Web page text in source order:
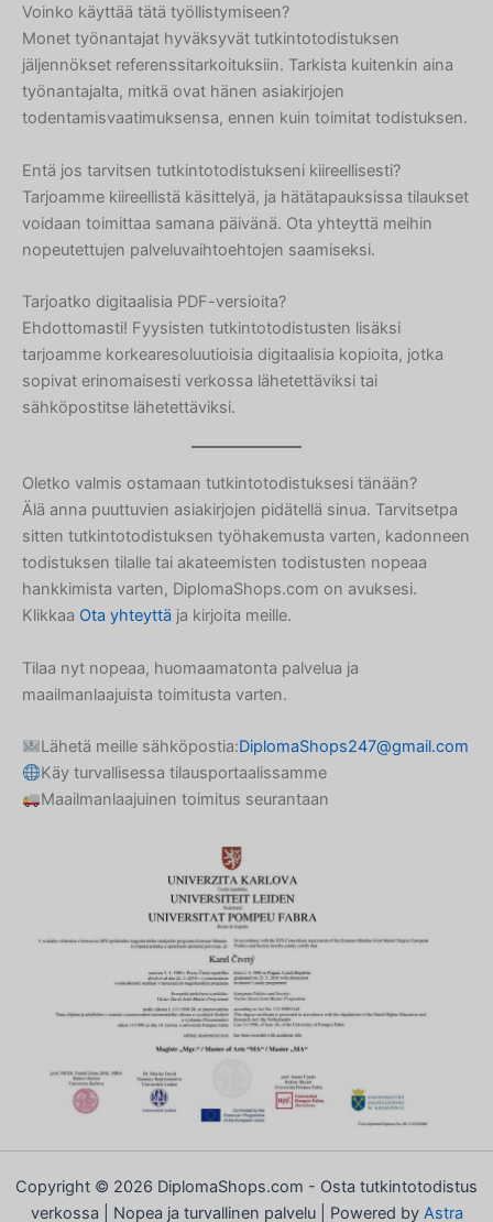
Voinko käyttää tätä työllistymiseen?
Monet työnantajat hyväksyvät tutkintotodistuksen
jäljennökset referenssitarkoituksiin. Tarkista kuitenkin aina
työnantajalta, mitkä ovat hänen asiakirjojen
todentamisvaatimuksensa, ennen kuin toimitat todistuksen.
Entä jos tarvitsen tutkintotodistukseni kiireellisesti?
Tarjoamme kiireellistä käsittelyä, ja hätätapauksissa tilaukset
voidaan toimittaa samana päivänä. Ota yhteyttä meihin
nopeutettujen palveluvaihtoehtojen saamiseksi.
Tarjoatko digitaalisia PDF-versioita?
Ehdottomasti! Fyysisten tutkintotodistusten lisäksi
tarjoamme korkearesoluutioisia digitaalisia kopioita, jotka
sopivat erinomaisesti verkossa lähetettäviksi tai
sähköpostitse lähetettäviksi.
Oletko valmis ostamaan tutkintotodistuksesi tänään?
Älä anna puuttuvien asiakirjojen pidätellä sinua. Tarvitsetpa
sitten tutkintotodistuksen työhakemusta varten, kadonneen
todistuksen tilalle tai akateemisten todistusten nopeaa
hankkimista varten, DiplomaShops.com on avuksesi.
Klikkaa Ota yhteyttä ja kirjoita meille.
Tilaa nyt nopeaa, huomaamatonta palvelua ja
maailmanlaajuista toimitusta varten.
Lähetä meille sähköpostia:DiplomaShops247@gmail.com
Käy turvallisessa tilausportaalissamme
Maailmanlaajuinen toimitus seurantaan
Copyright © 2026 DiplomaShops.com - Osta tutkintotodistus
verkossa | Nopea ja turvallinen palvelu | Powered by Astra
Dutch
French
Spanish
Danish
Greek
Croatian
Indonesian
Icelandic
Japanese
Lithuanian
Latvian
Russian
Romanian
Slovak
Slovenian
Chinese
Albanian